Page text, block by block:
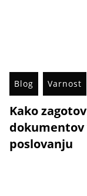
Blog Varnost
Kako
poslovanju